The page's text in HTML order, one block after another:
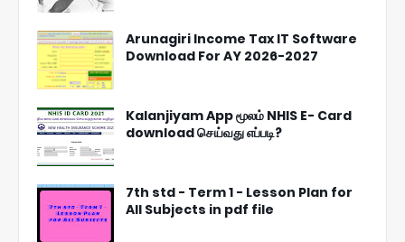
Arunagiri Income Tax IT Software
Download For AY 2026-2027
Kalanjiyam App மூலம் NHIS E- Card
download செய்வது எப்படி?
7th std - Term 1 - Lesson Plan for
All Subjects in pdf file